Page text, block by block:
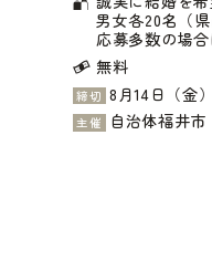
男女各20名（
応募多数の場
無料
締切 8月14日（金）
主催 自治体福井市